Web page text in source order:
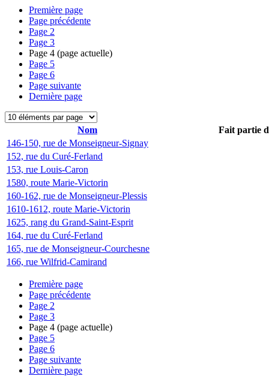
Première page
Page précédente
Page 2
Page 3
Page 4 (page actuelle)
Page 5
Page 6
Page suivante
Dernière page
Nom
Fait partie
146-150, rue de Monseigneur-Signay
152, rue du Curé-Ferland
153, rue Louis-Caron
1580, route Marie-Victorin
160-162, rue de Monseigneur-Plessis
1610-1612, route Marie-Victorin
1625, rang du Grand-Saint-Esprit
164, rue du Curé-Ferland
165, rue de Monseigneur-Courchesne
166, rue Wilfrid-Camirand
Première page
Page précédente
Page 2
Page 3
Page 4 (page actuelle)
Page 5
Page 6
Page suivante
Dernière page